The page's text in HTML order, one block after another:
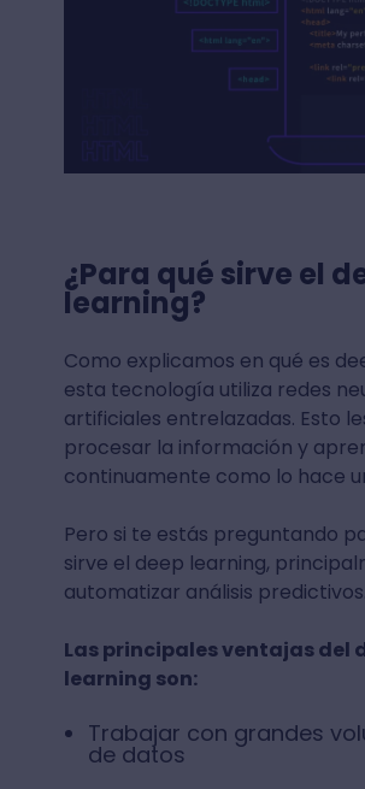
¿Para qué sirve el
learning?
Como explicamos en qué es
esta tecnología utiliza redes
artificiales entrelazadas. Esto
procesar la información y
continuamente como lo hace
Pero si te estás preguntando
sirve el deep learning,
automatizar análisis predictivos.
Las principales ventajas del
learning son:
Trabajar con grandes
de datos